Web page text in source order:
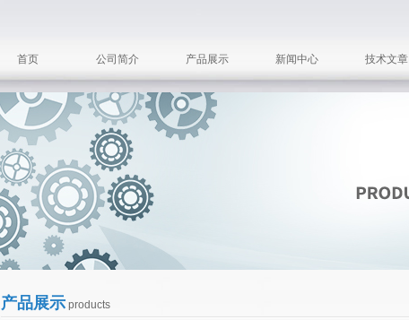
首页 公司简介 产品展示 新闻中心 技术文章
产品展示 products